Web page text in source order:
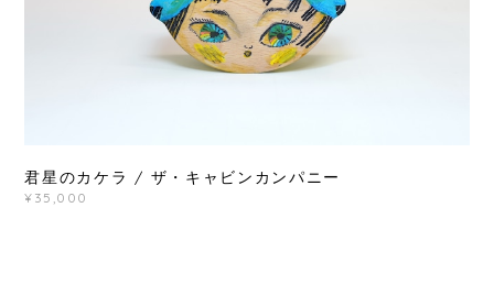
君星のカケラ / ザ・キャビンカンパニー
¥35,000